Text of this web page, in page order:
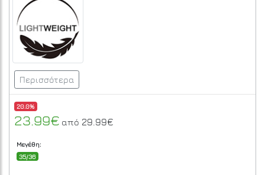
Περισσότερα
20.0%
23.99€ από 29.99€
Μεγέθη:
35/36